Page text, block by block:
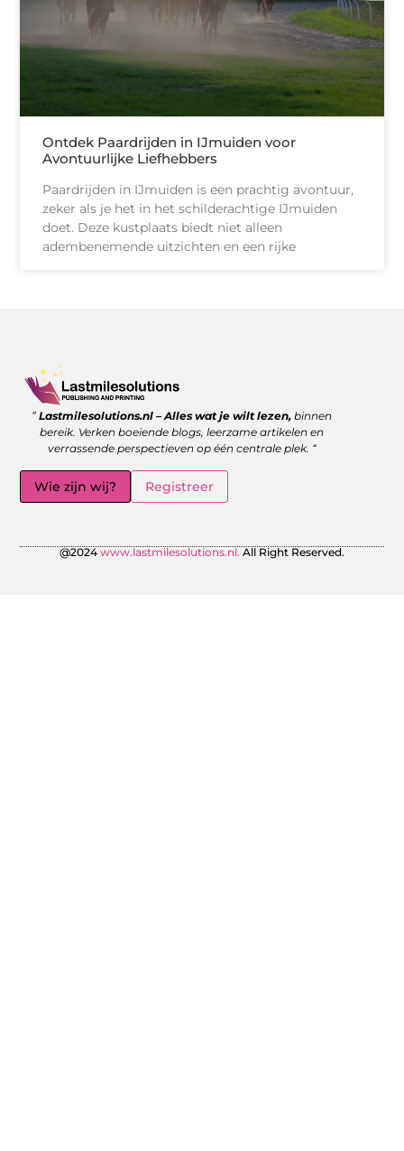
Ontdek Paardrijden in IJmuiden voor
Avontuurlijke Liefhebbers
Paardrijden in IJmuiden is een prachtig avontuur,
zeker als je het in het schilderachtige IJmuiden
doet. Deze kustplaats biedt niet alleen
adembenemende uitzichten en een rijke
”Lastmilesolutions.nl – Alles wat je wilt lezen, binnen
bereik. Verken boeiende blogs, leerzame artikelen en
verrassende perspectieven op één centrale plek. “
Wie zijn wij? Registreer
@2024 www.lastmilesolutions.nl. All Right Reserved.